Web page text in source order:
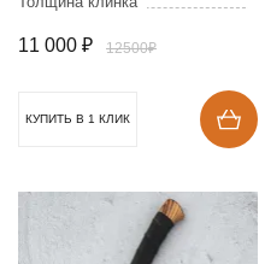
11 000 ₽ 12500₽
КУПИТЬ В 1 КЛИК